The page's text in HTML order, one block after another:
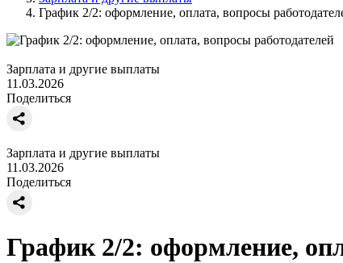
График 2/2: оформление, оплата, вопросы
Зарплата и другие выплаты
11.03.2026
Поделиться
Зарплата и другие выплаты
11.03.2026
Поделиться
График 2/2: оформление,